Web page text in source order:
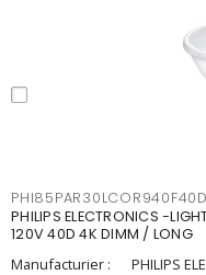
PHILIPS ELECTRONICS -
120V 40D 4K DIMM / LONG
Manufacturier :
PHILIPS